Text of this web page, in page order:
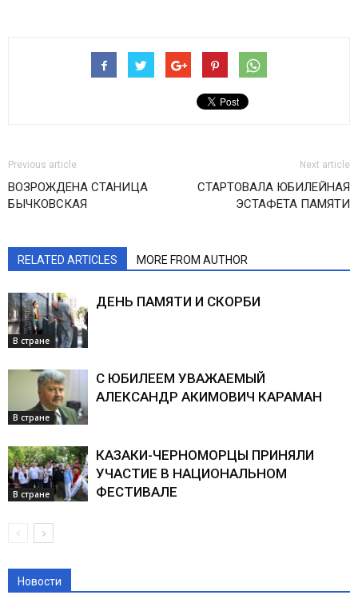
Previous article
ВОЗРОЖДЕНА СТАНИЦА
БЫЧКОВСКАЯ
Next article
СТАРТОВАЛА ЮБИЛЕЙНАЯ
ЭСТАФЕТА ПАМЯТИ
RELATED ARTICLES MORE FROM AUTHOR
В стране
ДЕНЬ ПАМЯТИ И СКОРБИ
В стране
С ЮБИЛЕЕМ УВАЖАЕМЫЙ
АЛЕКСАНДР АКИМОВИЧ КАРАМАН
В стране
КАЗАКИ-ЧЕРНОМОРЦЫ ПРИНЯЛИ
УЧАСТИЕ В НАЦИОНАЛЬНОМ
ФЕСТИВАЛЕ
Новости